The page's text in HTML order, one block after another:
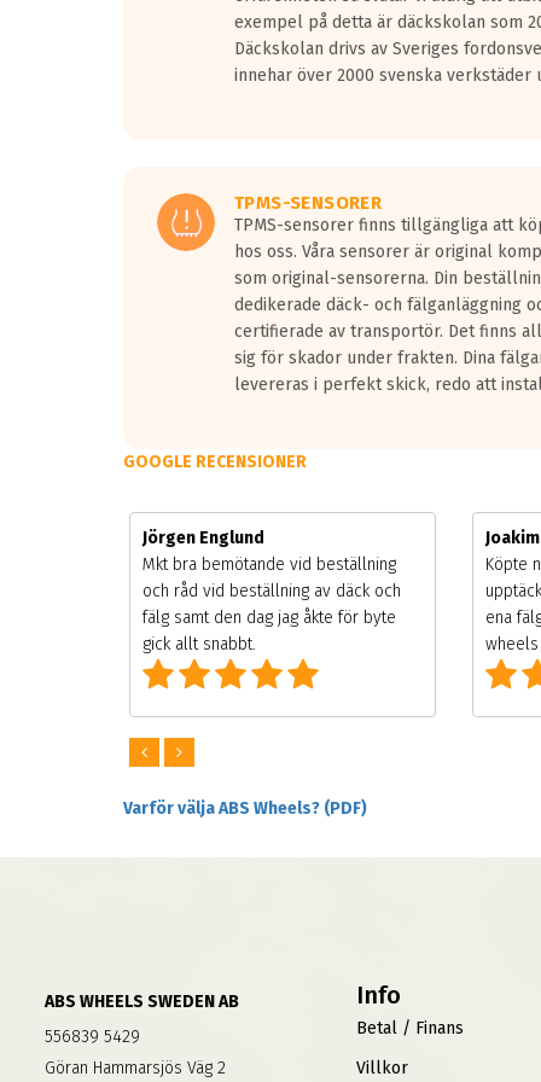
Vid körning i över 50km/h brukar
På däckmärkningen kommer det finnas en
medans de vita vågorna påvisar om det är ett tyst
Ett däck med tre svarta vågor uppnår de
exempel på detta är däckskolan som
Däckskolan drivs av Sveriges
innehar över 2000 svenska verkstäder
TPMS-SENSORER
TPMS-sensorer finns tillgängliga att
hos oss. Våra sensorer är original
som original-sensorerna. Din
dedikerade däck- och fälganläggning
certifierade av transportör. Det finns
sig för skador under frakten. Dina
levereras i perfekt skick, redo att
GOOGLE RECENSIONER
Jörgen Englund
Mkt bra bemötande vid beställning
och råd vid beställning av däck och
fälg samt den dag jag åkte för byte
gick allt snabbt.
Köpte
ena
Varför välja ABS Wheels? (PDF)
ABS WHEELS SWEDEN AB
556839 5429
Göran Hammarsjös Väg 2
Info
Betal / Finans
Villkor